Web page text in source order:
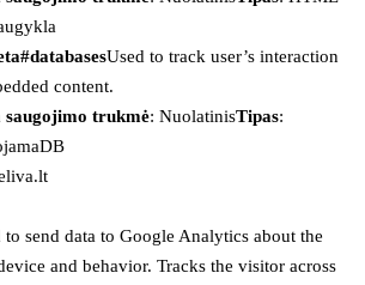
Used to track user’s interaction
content.
saugojimo trukmė: NuolatinisTipas:
to send data to Google Analytics about the
and behavior. Tracks the visitor across